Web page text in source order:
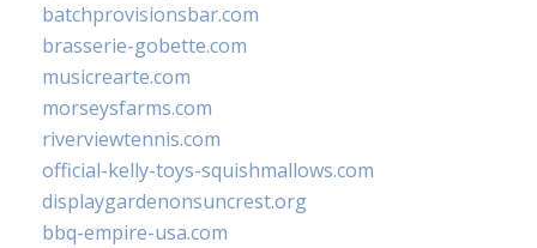
batchprovisionsbar.com
brasserie-gobette.com
musicrearte.com
morseysfarms.com
riverviewtennis.com
official-kelly-toys-squishmallows.com
displaygardenonsuncrest.org
bbq-empire-usa.com